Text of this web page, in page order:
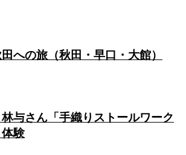
への旅（秋田・早口・大館）
与さん「手織りストールワーク
験